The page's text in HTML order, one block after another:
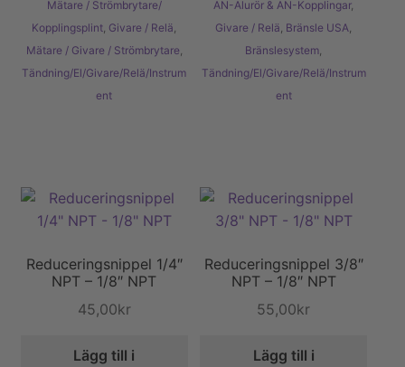
Mätare / Strömbrytare/
Kopplingsplint Givare / Relä
Mätare / Givare / Strömbrytare
Tändning/El/Givare/Relä/Instrum
ent
AN-Alurör & AN-Kopplingar,
Givare / Relä Bränsle USA
Bränslesystem
Tändning/El/Givare/Relä/Instrum
ent
Reduceringsnippel 1/4″
NPT – 1/8″ NPT
45,00kr
Lägg till i
Reduceringsnippel 3/8″
NPT – 1/8″ NPT
55,00kr
Lägg till i